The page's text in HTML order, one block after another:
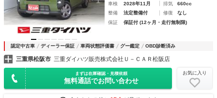
車検
2028年11月 排気
660cc
整備
法定整備付 修復
なし
保証
保証付 (12ヶ月・走行無制限)
認定中古車 ディーラー保証 車両状態評価書 グー鑑定 OBD診断済み
三重県松阪市 三重ダイハツ販売株式会社Ｕ－ＣＡＲ松阪店
まずは在庫確認・見積依頼
無料通話でお問い合わせ
お気に入り